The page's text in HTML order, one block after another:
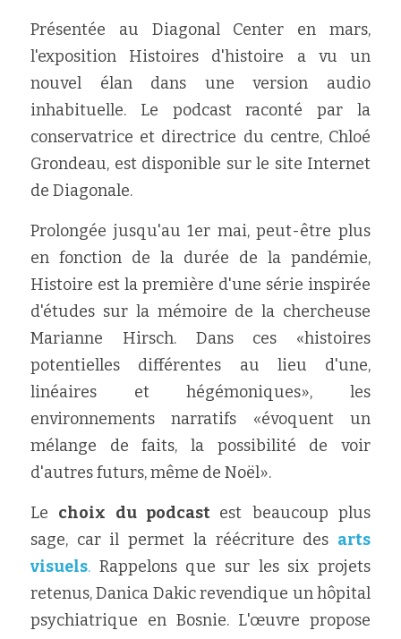
Présentée au Diagonal Center en mars,
l'exposition Histoires d'histoire a vu un
nouvel élan dans une version audio
inhabituelle. Le podcast raconté par la
conservatrice et directrice du centre, Chloé
Grondeau, est disponible sur le site Internet
de Diagonale.
Prolongée jusqu'au 1er mai, peut-être plus
en fonction de la durée de la pandémie,
Histoire est la première d'une série inspirée
d'études sur la mémoire de la chercheuse
Marianne Hirsch. Dans ces «histoires
potentielles différentes au lieu d'une,
linéaires et hégémoniques», les
environnements narratifs «évoquent un
mélange de faits, la possibilité de voir
d'autres futurs, même de Noël».
Le choix du podcast est beaucoup plus
sage, car il permet la réécriture des arts
visuels. Rappelons que sur les six projets
retenus, Danica Dakic revendique un hôpital
psychiatrique en Bosnie. L'œuvre propose